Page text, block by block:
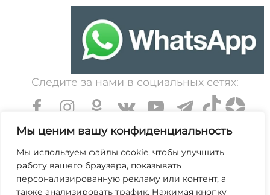
Мы ценим вашу конфиденциальность
Мы используем файлы cookie, чтобы улучшить
работу вашего браузера, показывать
персонализированную рекламу или контент, а
также анализировать трафик. Нажимая кнопку
Следите за нами в социальных сетях:
УНП 600203065. Свидетельство о государственной
регистрации № 364 от 7 декабря 1999 выдано